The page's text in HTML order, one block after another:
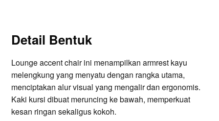
Detail Bentuk
Lounge accent chair ini menampilkan armrest kayu
melengkung yang menyatu dengan rangka utama,
menciptakan alur visual yang mengalir dan ergonomis.
Kaki kursi dibuat meruncing ke bawah, memperkuat
kesan ringan sekaligus kokoh.